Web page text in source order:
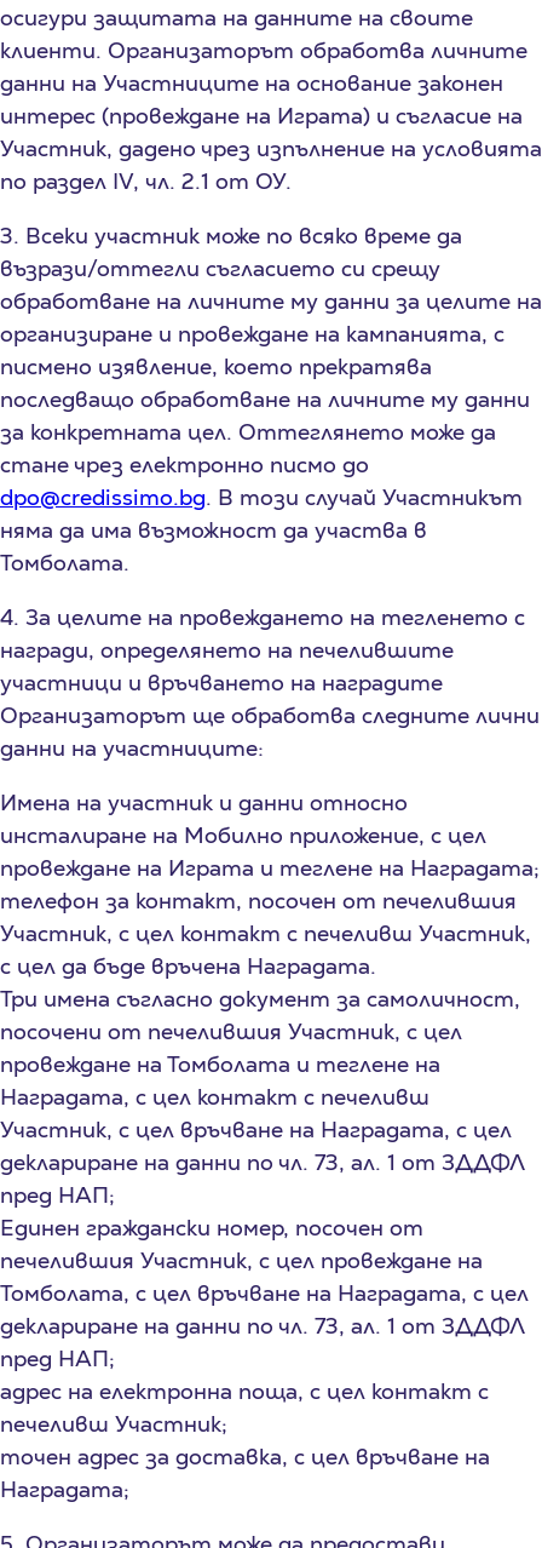
осигури защитата на данните на своите
клиенти. Организаторът обработва личните
данни на Участниците на основание законен
интерес (провеждане на Играта) и съгласие на
Участник, дадено чрез изпълнение на условията
по раздел IV, чл. 2.1 от ОУ.
3. Всеки участник може по всяко време да
възрази/оттегли съгласието си срещу
обработване на личните му данни за целите на
организиране и провеждане на кампанията, с
писмено изявление, което прекратява
последващо обработване на личните му данни
за конкретната цел. Оттеглянето може да
стане чрез електронно писмо до
dpo@credissimo.bg. В този случай Участникът
няма да има възможност да участва в
Томболата.
4. За целите на провеждането на тегленето с
награди, определянето на печелившите
участници и връчването на наградите
Организаторът ще обработва следните лични
данни на участниците:
Имена на участник и данни относно
инсталиране на Мобилно приложение, с цел
провеждане на Играта и теглене на Наградата;
телефон за контакт, посочен от печелившия
Участник, с цел контакт с печеливш Участник,
с цел да бъде връчена Наградата.
Три имена съгласно документ за самоличност,
посочени от печелившия Участник, с цел
провеждане на Томболата и теглене на
Наградата, с цел контакт с печеливш
Участник, с цел връчване на Наградата, с цел
деклариране на данни по чл. 73, ал. 1 от ЗДДФЛ
пред НАП;
Единен граждански номер, посочен от
печелившия Участник, с цел провеждане на
Томболата, с цел връчване на Наградата, с цел
деклариране на данни по чл. 73, ал. 1 от ЗДДФЛ
пред НАП;
адрес на електронна поща, с цел контакт с
печеливш Участник;
точен адрес за доставка, с цел връчване на
Наградата;